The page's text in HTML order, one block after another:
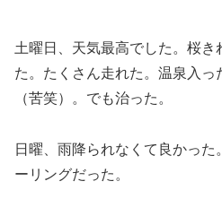
土曜日、天気最高でした。桜き
た。たくさん走れた。温泉入っ
（苦笑）。でも治った。
日曜、雨降られなくて良かっ
ーリングだった。